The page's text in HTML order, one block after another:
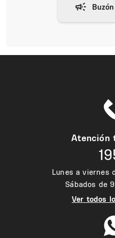
Atención
Lunes a viernes
Sábados de
Ver todos